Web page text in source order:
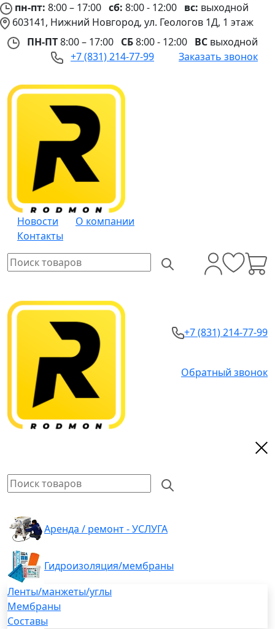
пн-пт: 8:00 – 17:00 сб: 8:00 - 12:00 вс: выходной
603141, Нижний Новгород, ул. Геологов 1Д, 1 этаж
ПН-ПТ8:00 – 17:00 СБ8:00 - 12:00 ВС выходной
+7 (831) 214-77-99
Заказать звонок
Новости
О компании
Контакты
+7 (831) 214-77-99
Обратный звонок
Аренда / ремонт - УСЛУГА
Гидроизоляция/мембраны
Ленты/манжеты/углы
Мембраны
Составы